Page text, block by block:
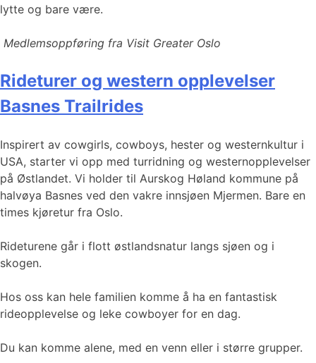
lytte og bare være.
Medlemsoppføring fra Visit Greater Oslo
Rideturer og western opplevelser
Basnes Trailrides
Inspirert av cowgirls, cowboys, hester og westernkultur i
USA, starter vi opp med turridning og westernopplevelser
på Østlandet. Vi holder til Aurskog Høland kommune på
halvøya Basnes ved den vakre innsjøen Mjermen. Bare en
times kjøretur fra Oslo.
Rideturene går i flott østlandsnatur langs sjøen og i
skogen.
Hos oss kan hele familien komme å ha en fantastisk
rideopplevelse og leke cowboyer for en dag.
Du kan komme alene, med en venn eller i større grupper.